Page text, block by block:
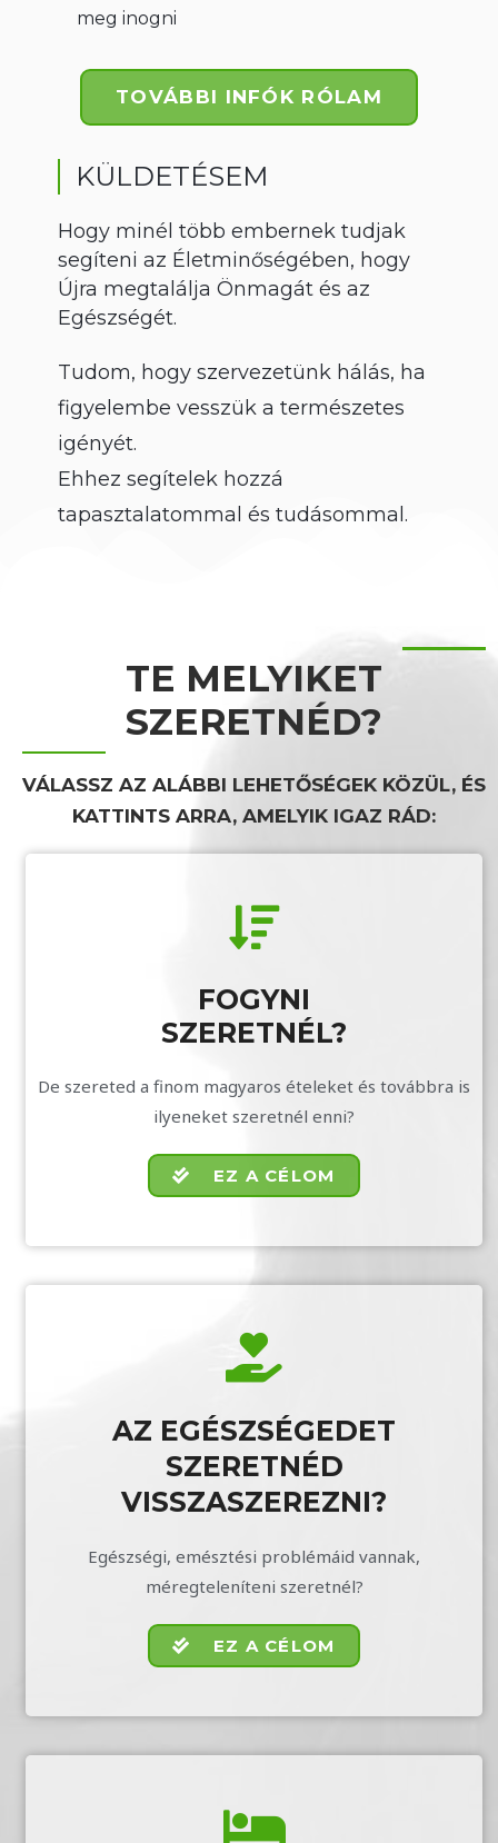
meg inogni
TOVÁBBI INFÓK RÓLAM
KÜLDETÉSEM
Hogy minél több embernek tudjak
segíteni az Életminőségében, hogy
Újra megtalálja Önmagát és az
Egészségét.
Tudom, hogy szervezetünk hálás, ha
figyelembe vesszük a természetes
igényét.
Ehhez segítelek hozzá
tapasztalatommal és tudásommal.
TE MELYIKET
SZERETNÉD?​
VÁLASSZ AZ ALÁBBI LEHETŐSÉGEK KÖZÜL, ÉS
KATTINTS ARRA, AMELYIK IGAZ RÁD:
FOGYNI
SZERETNÉL?
De szereted a finom magyaros ételeket és továbbra is
ilyeneket szeretnél enni?
EZ A CÉLOM
AZ EGÉSZSÉGEDET
SZERETNÉD
VISSZASZEREZNI?
Egészségi, emésztési problémáid vannak,
méregteleníteni szeretnél?
EZ A CÉLOM